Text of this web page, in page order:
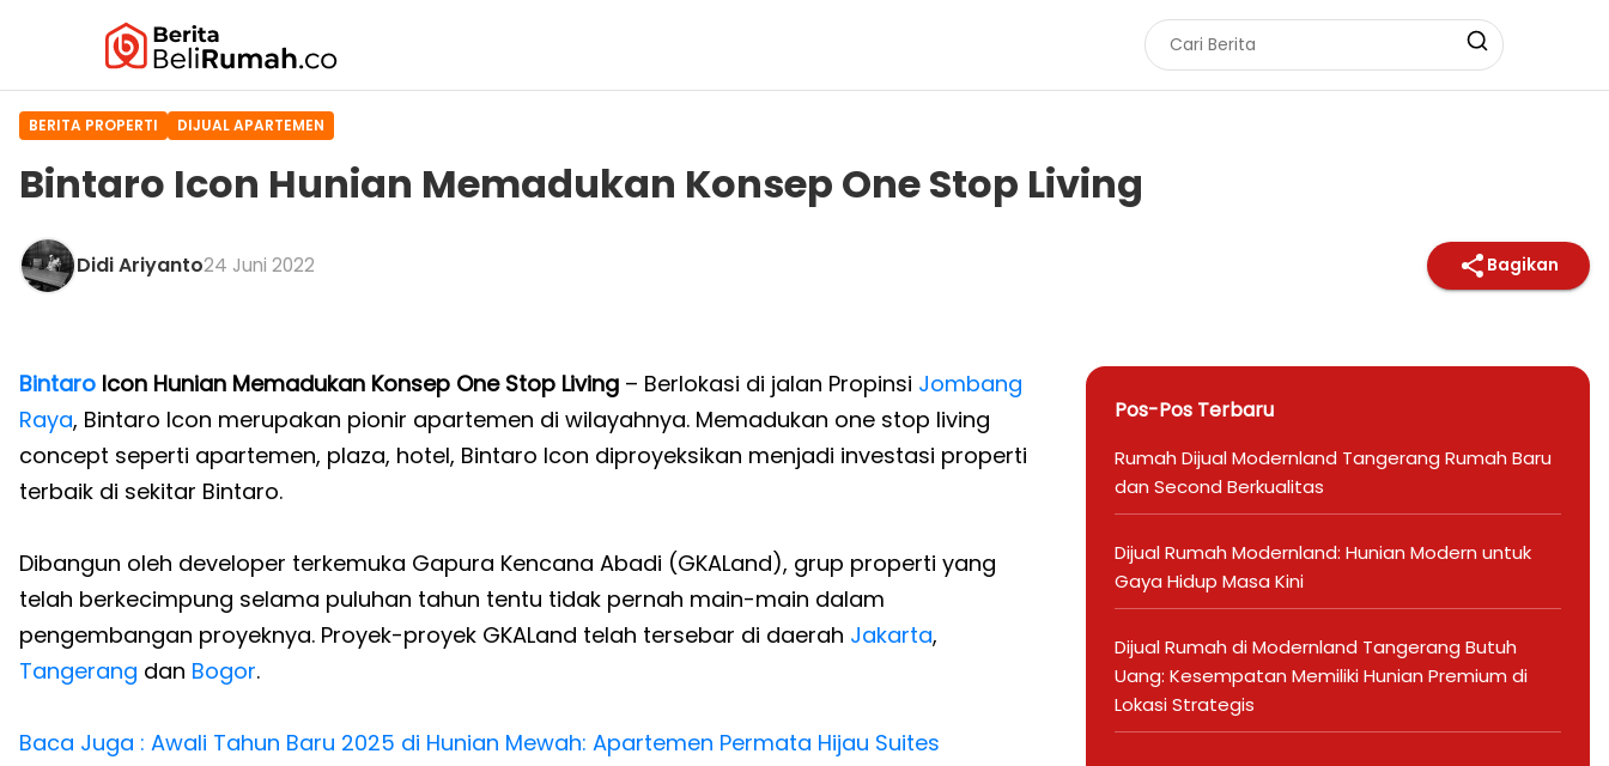
BERITA PROPERTI DIJUAL APARTEMEN
Bintaro Icon Hunian Memadukan Konsep One Stop Living
Didi Ariyanto24 Juni 2022 Bagikan
Bintaro Icon Hunian Memadukan Konsep One Stop Living – Berlokasi di jalan Propinsi Jombang
Raya, Bintaro Icon merupakan pionir apartemen di wilayahnya. Memadukan one stop living
concept seperti apartemen, plaza, hotel, Bintaro Icon diproyeksikan menjadi investasi properti
terbaik di sekitar Bintaro.
Dibangun oleh developer terkemuka Gapura Kencana Abadi (GKALand), grup properti yang
telah berkecimpung selama puluhan tahun tentu tidak pernah main-main dalam
pengembangan proyeknya. Proyek-proyek GKALand telah tersebar di daerah Jakarta,
Tangerang dan Bogor.
Baca Juga : Awali Tahun Baru 2025 di Hunian Mewah: Apartemen Permata Hijau Suites
Pos-Pos Terbaru
Rumah Dijual Modernland Tangerang Rumah Baru
dan Second Berkualitas
Dijual Rumah Modernland: Hunian Modern untuk
Gaya Hidup Masa Kini
Dijual Rumah di Modernland Tangerang Butuh
Uang: Kesempatan Memiliki Hunian Premium di
Lokasi Strategis